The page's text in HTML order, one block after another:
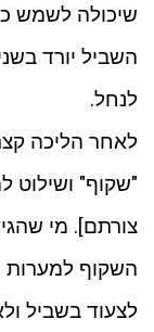
שיכולה לשמש
השביל יורד
לנחל.
לאחר הליכה
"שקוף" ושילוט
צורתם]. מי
השקוף למערות
לצעוד בשביל